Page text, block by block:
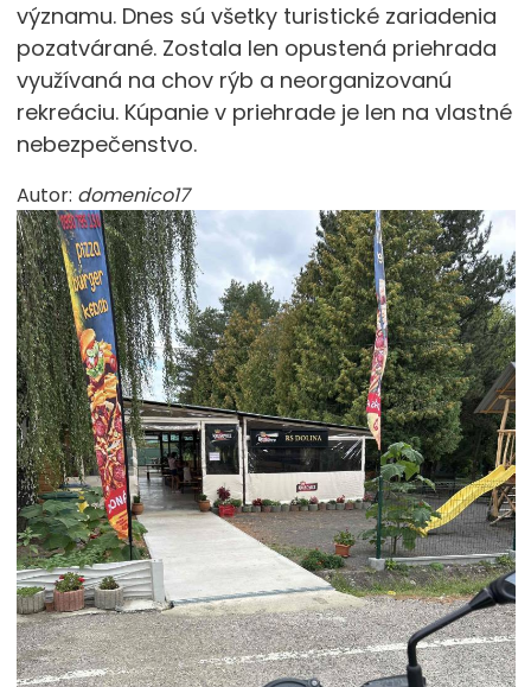
významu. Dnes sú všetky turistické zariadenia
pozatvárané. Zostala len opustená priehrada
využívaná na chov rýb a neorganizovanú
rekreáciu. Kúpanie v priehrade je len na vlastné
nebezpečenstvo.
Autor: domenico17